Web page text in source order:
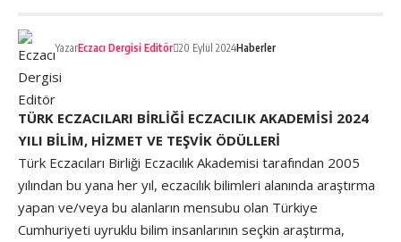
YazarEczacı Dergisi Editör 20 Eylül 2024Haberler
TÜRK ECZACILARI BİRLİĞİ ECZACILIK AKADEMİSİ 2024
YILI BİLİM, HİZMET VE TEŞVİK ÖDÜLLERİ
Türk Eczacıları Birliği Eczacılık Akademisi tarafından 2005
yılından bu yana her yıl, eczacılık bilimleri alanında araştırma
yapan ve/veya bu alanların mensubu olan Türkiye
Cumhuriyeti uyruklu bilim insanlarının seçkin araştırma,